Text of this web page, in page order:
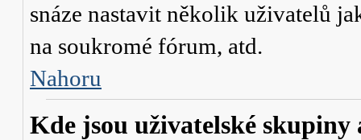
snáze nastavit několik uživatelů
na soukromé fórum, atd.
Nahoru
Kde jsou uživatelské